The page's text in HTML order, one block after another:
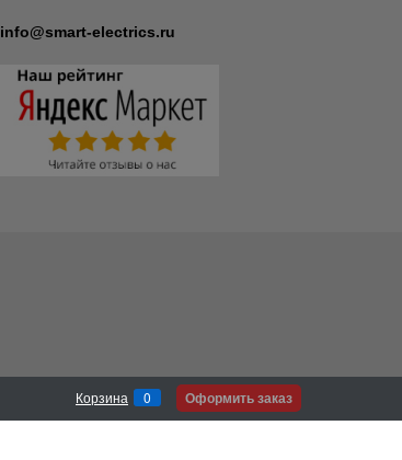
info@smart-electrics.ru
Корзина 0 Оформить заказ